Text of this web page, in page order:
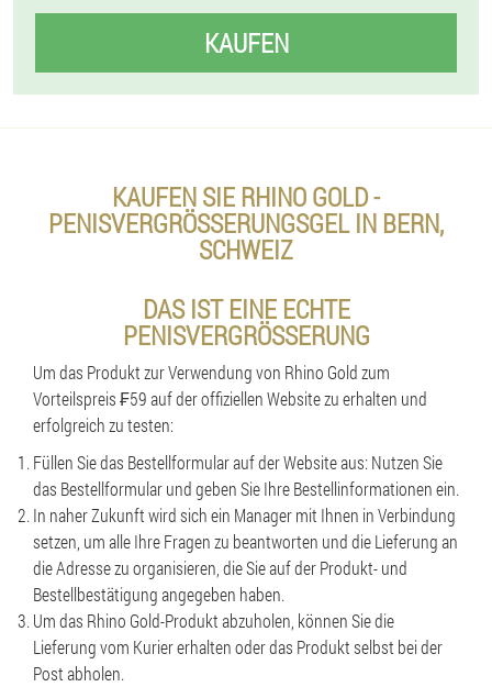
KAUFEN
KAUFEN SIE RHINO GOLD -
PENISVERGRÖSSERUNGSGEL IN BERN, S
CHWEIZ
DAS IST EINE ECHTE
PENISVERGRÖSSERUNG
Um das Produkt zur Verwendung von Rhino Gold zum
Vorteilspreis ₣59 auf der offiziellen Website zu erhalten und
erfolgreich zu testen:
Füllen Sie das Bestellformular auf der Website aus: Nutzen Sie
das Bestellformular und geben Sie Ihre Bestellinformationen ein.
In naher Zukunft wird sich ein Manager mit Ihnen in Verbindung
setzen, um alle Ihre Fragen zu beantworten und die Lieferung an
die Adresse zu organisieren, die Sie auf der Produkt- und
Bestellbestätigung angegeben haben.
Um das Rhino Gold-Produkt abzuholen, können Sie die
Lieferung vom Kurier erhalten oder das Produkt selbst bei der
Post abholen.